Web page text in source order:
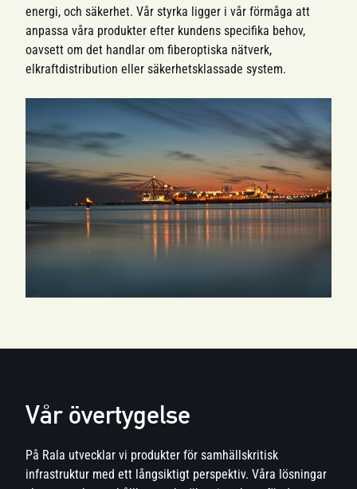
energi, och säkerhet. Vår styrka ligger i vår förmåga att
anpassa våra produkter efter kundens specifika behov,
oavsett om det handlar om fiberoptiska nätverk,
elkraftdistribution eller säkerhetsklassade system.
Vår övertygelse
På Rala utvecklar vi produkter för samhällskritisk
infrastruktur med ett långsiktigt perspektiv. Våra lösningar